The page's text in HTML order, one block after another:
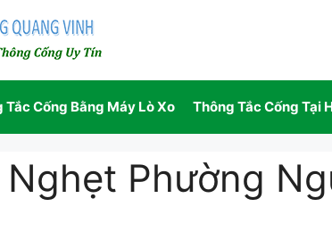
Tắc Cống Bằng Máy Lò Xo Thông Tắc Cống Tại
Phường